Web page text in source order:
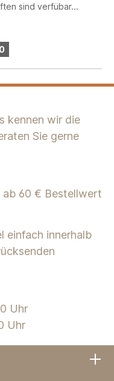
sind verfübar...
0
kennen wir die
Sie gerne
ab 60 € Bestellwert
einfach innerhalb
Uhr
Uhr